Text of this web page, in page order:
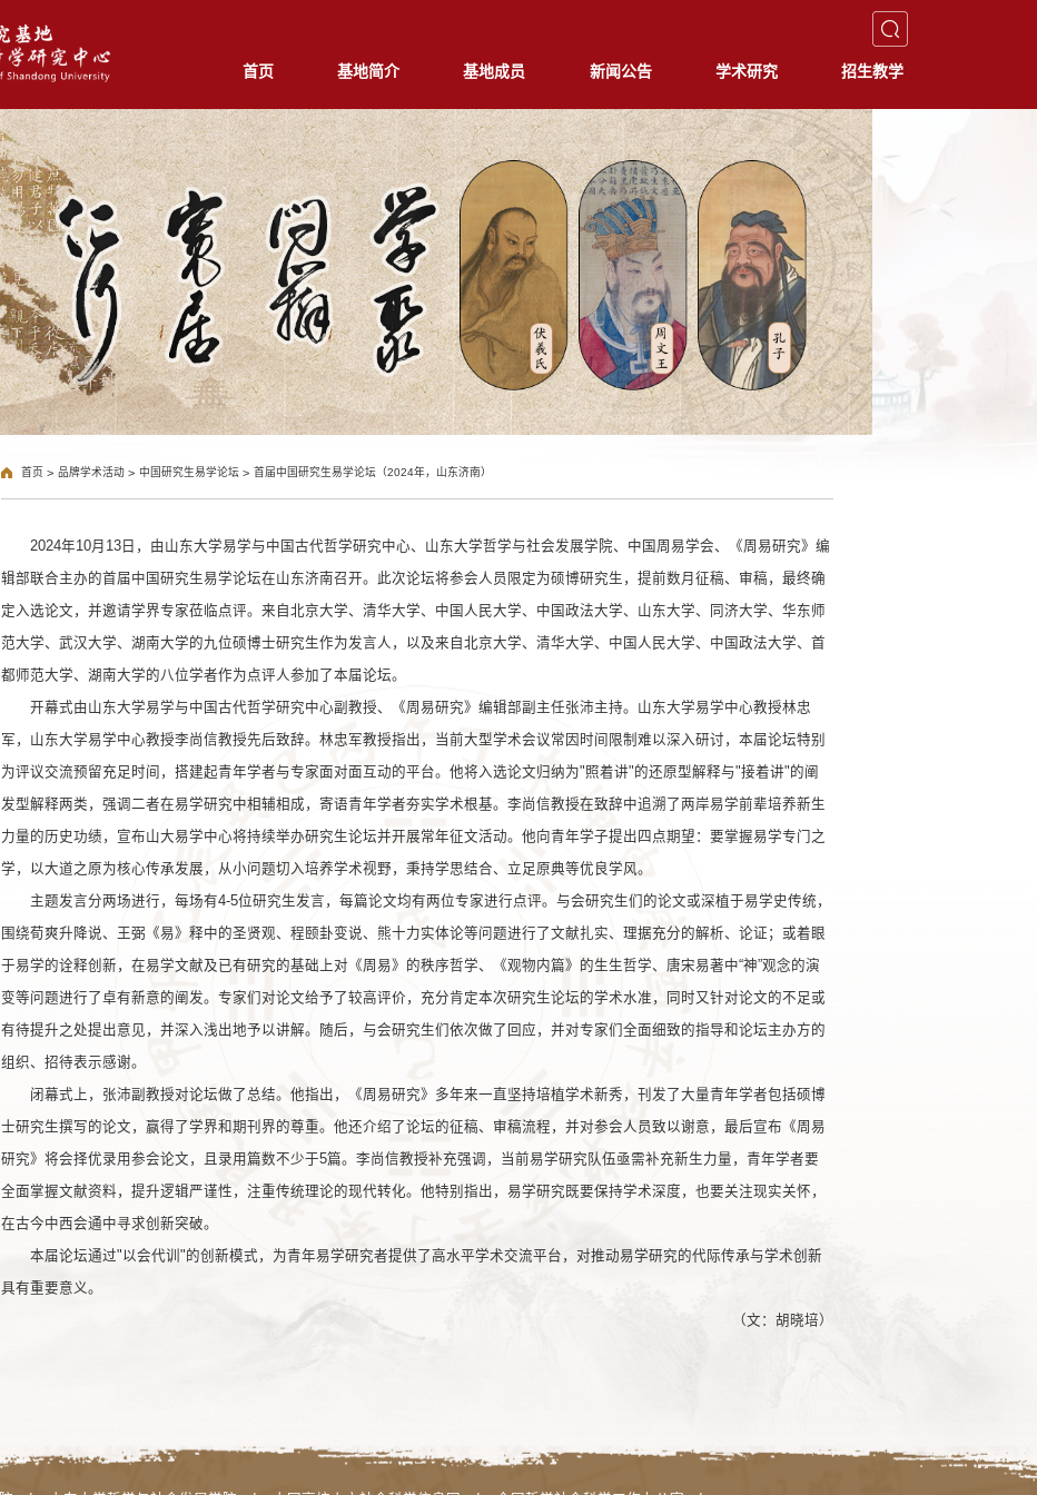
首页 基地简介 基地成员 新闻公告 学术研究 招生教学
首页 > 品牌学术活动 > 中国研究生易学论坛 > 首届中国研究生易学论坛（2024年，山东济南）
2024年10月13日，由山东大学易学与中国古代哲学研究中心、山东大学哲学与社会发展学院、中国周易学会、《周易研究》编
辑部联合主办的首届中国研究生易学论坛在山东济南召开。此次论坛将参会人员限定为硕博研究生，提前数月征稿、审稿，最终确
定入选论文，并邀请学界专家莅临点评。来自北京大学、清华大学、中国人民大学、中国政法大学、山东大学、同济大学、华东师
范大学、武汉大学、湖南大学的九位硕博士研究生作为发言人，以及来自北京大学、清华大学、中国人民大学、中国政法大学、首
都师范大学、湖南大学的八位学者作为点评人参加了本届论坛。
开幕式由山东大学易学与中国古代哲学研究中心副教授、《周易研究》编辑部副主任张沛主持。山东大学易学中心教授林忠
军，山东大学易学中心教授李尚信教授先后致辞。林忠军教授指出，当前大型学术会议常因时间限制难以深入研讨，本届论坛特别
为评议交流预留充足时间，搭建起青年学者与专家面对面互动的平台。他将入选论文归纳为"照着讲"的还原型解释与"接着讲"的阐
发型解释两类，强调二者在易学研究中相辅相成，寄语青年学者夯实学术根基。李尚信教授在致辞中追溯了两岸易学前辈培养新生
力量的历史功绩，宣布山大易学中心将持续举办研究生论坛并开展常年征文活动。他向青年学子提出四点期望：要掌握易学专门之
学，以大道之原为核心传承发展，从小问题切入培养学术视野，秉持学思结合、立足原典等优良学风。
主题发言分两场进行，每场有4-5位研究生发言，每篇论文均有两位专家进行点评。与会研究生们的论文或深植于易学史传统，
围绕荀爽升降说、王弼《易》释中的圣贤观、程颐卦变说、熊十力实体论等问题进行了文献扎实、理据充分的解析、论证；或着眼
于易学的诠释创新，在易学文献及已有研究的基础上对《周易》的秩序哲学、《观物内篇》的生生哲学、唐宋易著中“神”观念的演
变等问题进行了卓有新意的阐发。专家们对论文给予了较高评价，充分肯定本次研究生论坛的学术水准，同时又针对论文的不足或
有待提升之处提出意见，并深入浅出地予以讲解。随后，与会研究生们依次做了回应，并对专家们全面细致的指导和论坛主办方的
组织、招待表示感谢。
闭幕式上，张沛副教授对论坛做了总结。他指出，《周易研究》多年来一直坚持培植学术新秀，刊发了大量青年学者包括硕博
士研究生撰写的论文，赢得了学界和期刊界的尊重。他还介绍了论坛的征稿、审稿流程，并对参会人员致以谢意，最后宣布《周易
研究》将会择优录用参会论文，且录用篇数不少于5篇。李尚信教授补充强调，当前易学研究队伍亟需补充新生力量，青年学者要
全面掌握文献资料，提升逻辑严谨性，注重传统理论的现代转化。他特别指出，易学研究既要保持学术深度，也要关注现实关怀，
在古今中西会通中寻求创新突破。
本届论坛通过"以会代训"的创新模式，为青年易学研究者提供了高水平学术交流平台，对推动易学研究的代际传承与学术创新
具有重要意义。
（文：胡晓培）